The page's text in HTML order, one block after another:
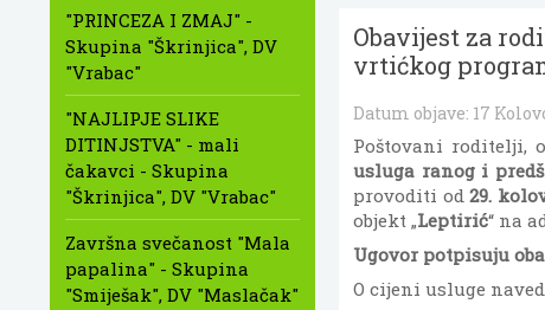
Obavijest za
vrtićkog
Datum objave: 17
Poštovani roditelji,
usluga ranog i
provoditi od29.
objekt „Leptirić“ na
Ugovor potpisuju
O cijeni usluge
"PRINCEZA I ZMAJ" -
Skupina "Škrinjica", DV
"Vrabac"
"NAJLIPJE SLIKE
DITINJSTVA" - mali
čakavci - Skupina
"Škrinjica", DV "Vrabac"
Završna svečanost "Mala
papalina" - Skupina
"Smiješak", DV "Maslačak"